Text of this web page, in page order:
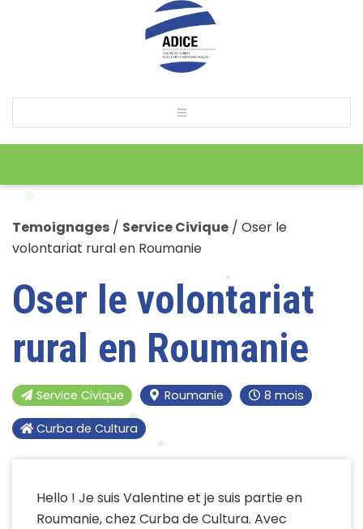
Temoignages / Service Civique / Oser le
volontariat rural en Roumanie
Oser le volontariat
rural en Roumanie
Service Civique Roumanie 8 mois
Curba de Cultura
Hello ! Je suis Valentine et je suis partie en
Roumanie, chez Curba de Cultura. Avec